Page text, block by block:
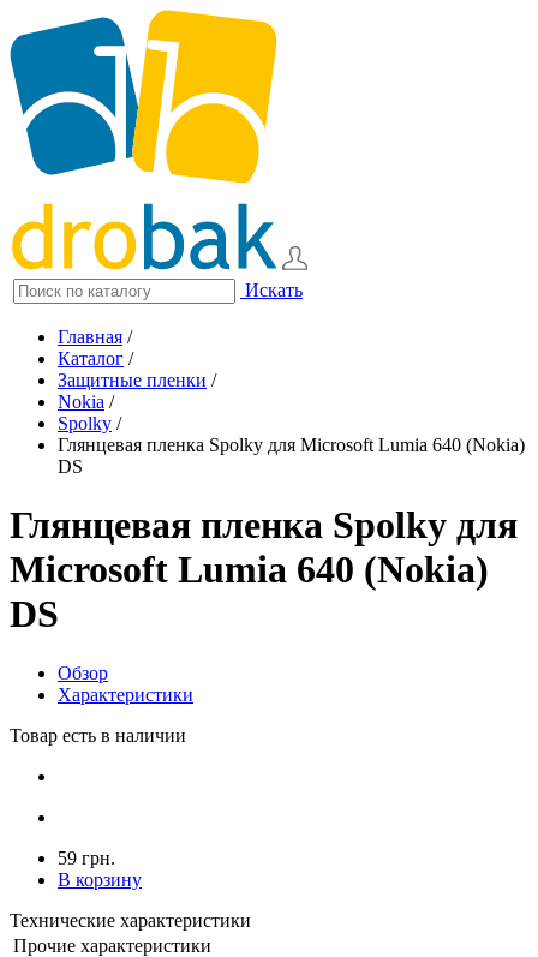
Искать
Главная /
Каталог /
Защитные пленки /
Nokia /
Spolky /
Глянцевая пленка Spolky для Microsoft Lumia 640 (Nokia)
DS
Глянцевая пленка Spolky для
Microsoft Lumia 640 (Nokia)
DS
Обзор
Характеристики
Товар есть в наличии
59 грн.
В корзину
Технические характеристики
Прочие характеристики